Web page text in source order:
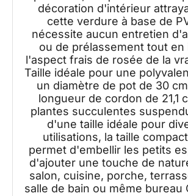
décoration d'intérieur
cette verdure à base de
nécessite aucun entretien
ou de prélassement tout en
l'aspect frais de rosée de la
Taille idéale pour une
un diamètre de pot de 30
longueur de cordon de 21,1
plantes succulentes
d'une taille idéale pour
utilisations, la taille
permet d'embellir les petits
d'ajouter une touche de
salon, cuisine, porche,
salle de bain ou même bureau